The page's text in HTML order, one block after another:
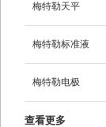
梅特勒天平
梅特勒标准液
梅特勒电极
查看更多